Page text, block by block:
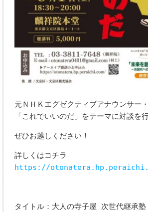
元ＮＨＫエグゼクティブアナウンサー
「これでいいのだ」をテーマに対談を
ぜひお越しください！
詳しくはコチラ
https://
タイトル：大人の寺子屋 次世代継承